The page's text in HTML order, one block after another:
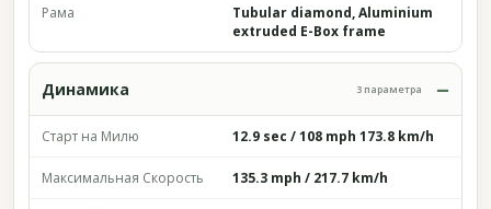
Рама
Tubular diamond, Aluminium
extruded E-Box frame
Динамика 3 параметра
Старт на Милю 12.9 sec / 108 mph 173.8 km/h
Максимальная Скорость 135.3 mph / 217.7 km/h